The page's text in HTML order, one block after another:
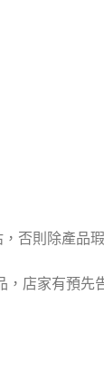
否則除產品
，店家有預先